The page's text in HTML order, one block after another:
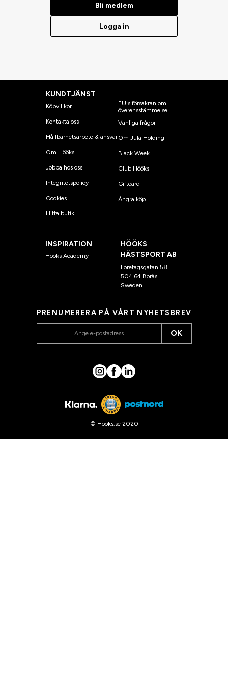
Bli medlem
Logga in
KUNDTJÄNST
Köpvillkor
Kontakta oss
Hållbarhetsarbete & ansvar
Om Hööks
Jobba hos oss
Integritetspolicy
Cookies
Hitta butik
EU:s försäkran om
överensstämmelse
Vanliga frågor
Om Jula Holding
Black Week
Club Hööks
Giftcard
Ångra köp
INSPIRATION
Hööks Academy
HÖÖKS
HÄSTSPORT AB
Företagsgatan 58
504 64 Borås
Sweden
PRENUMERERA PÅ VÅRT NYHETSBREV
OK
© Hööks.se 2020